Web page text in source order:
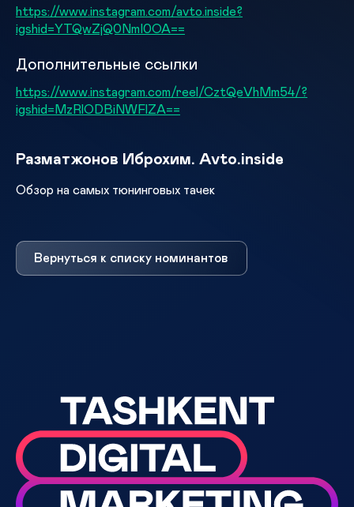
https://www.instagram.com/avto.inside?
igshid=YTQwZjQ0NmI0OA==
Дополнительные ссылки
https://www.instagram.com/reel/CztQeVhMm54/?
igshid=MzRlODBiNWFlZA==
Разматжонов Иброхим. Avto.inside
Обзор на самых тюнинговых тачек
Вернуться к списку номинантов